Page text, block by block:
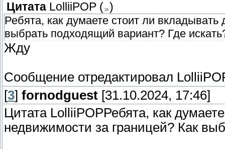
Цитата LolliiPOP ( )
Ребята, как думаете стоит ли вкладывать
выбрать подходящий вариант? Где
Жду
Сообщение отредактировал
[3] fornodguest [31.10.2024, 17:46]
Цитата LolliiPOPРебята, как
недвижимости за границей? Как